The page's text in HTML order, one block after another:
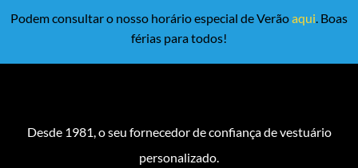
Podem consultar o nosso horário especial de Verãoaqui. Boas
férias para todos!
Desde 1981, o seu fornecedor de confiança de vestuário
personalizado.